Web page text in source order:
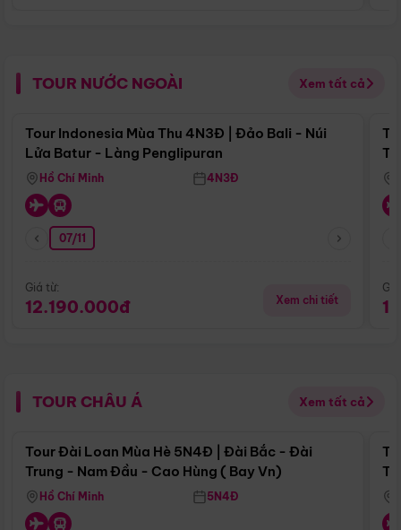
TOUR NƯỚC NGOÀI Xem tất cả
Điểm nổi bật
Tour Indonesia Mùa Thu 4N3Đ | Đảo Bali - Núi
Lửa Batur - Làng Penglipuran
Hồ Chí Minh 4N3Đ
07/11
Giá từ:
12.190.000đ Xem chi tiết
TOUR CHÂU Á Xem tất cả
Điểm nổi bật
Tour Đài Loan Mùa Hè 5N4Đ | Đài Bắc - Đài
Trung - Nam Đầu - Cao Hùng ( Bay Vn)
Hồ Chí Minh 5N4Đ